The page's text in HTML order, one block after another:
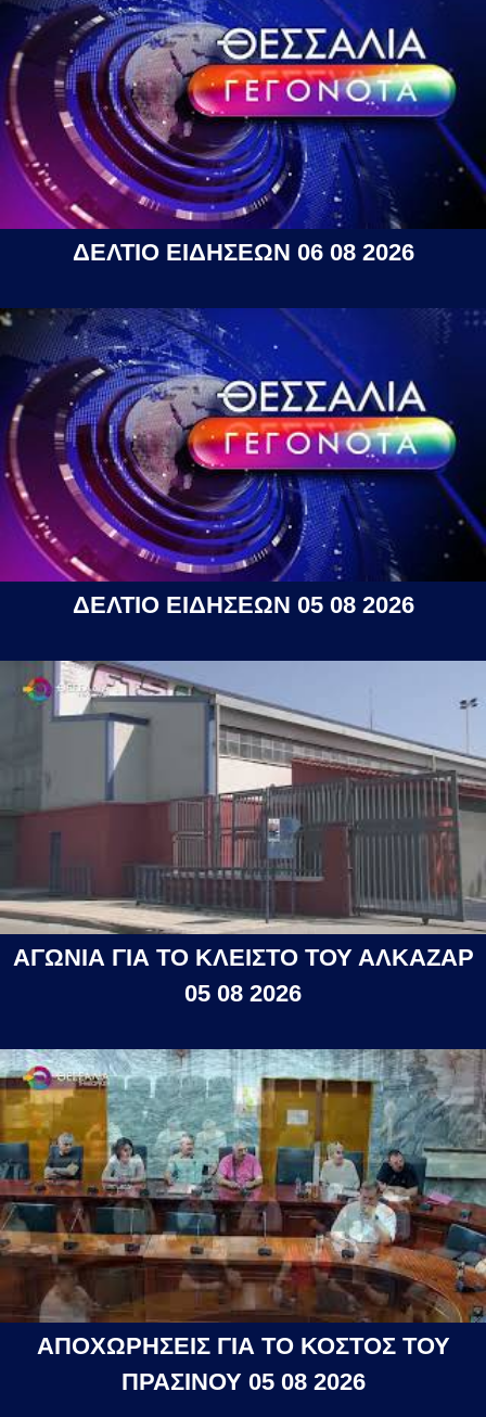
ΔΕΛΤΙΟ ΕΙΔΗΣΕΩΝ 06 08 2026
ΔΕΛΤΙΟ ΕΙΔΗΣΕΩΝ 05 08 2026
ΑΓΩΝΙΑ ΓΙΑ ΤΟ ΚΛΕΙΣΤΟ ΤΟΥ ΑΛΚΑΖΑΡ
05 08 2026
ΑΠΟΧΩΡΗΣΕΙΣ ΓΙΑ ΤΟ ΚΟΣΤΟΣ ΤΟΥ
ΠΡΑΣΙΝΟΥ 05 08 2026